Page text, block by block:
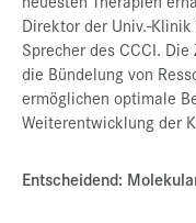
Direktor der Univ.-
Sprecher des CCCI.
die Bündelung von
ermöglichen optimale
Weiterentwicklung der
Entscheidend: